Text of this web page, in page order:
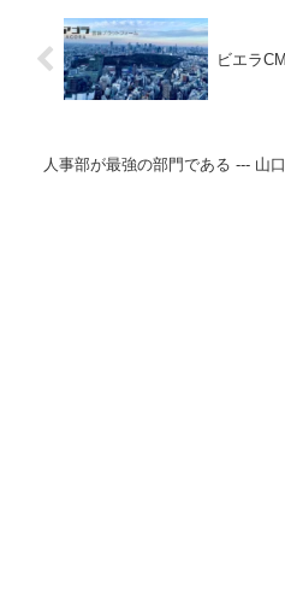
ビエラ
人事部が最強の部門である --- 山